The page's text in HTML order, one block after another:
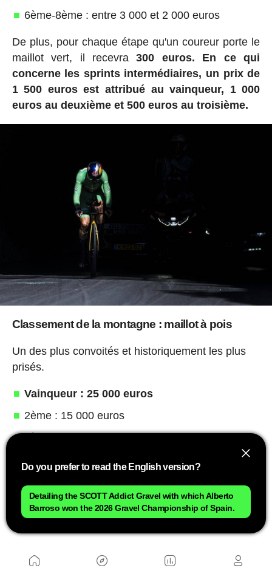
6ème-8ème : entre 3 000 et 2 000 euros
De plus, pour chaque étape qu'un coureur porte le
maillot vert, il recevra300 euros.
En ce qui
concerne les sprints intermédiaires, un prix de
1 500 euros est attribué au vainqueur, 1 000
euros au deuxième et 500 euros au troisième.
Classement de la montagne : maillot à pois
Un des plus convoités et historiquement les plus
prisés.
Vainqueur : 25 000 euros
2ème : 15 000 euros
6ème-8ème : entre 3 000 et 2 000 euros
Do you prefer to read the English version?
Detailing the SCOTT Addict Gravel with which Alberto
Barroso won the 2026 Gravel Championship of Spain.